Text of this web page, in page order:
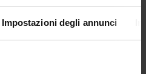
Impostazioni degli annunci